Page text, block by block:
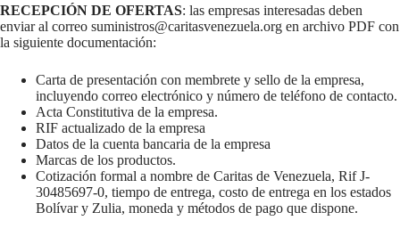
RECEPCIÓN DE OFERTAS: las empresas interesadas deben
enviar al correo suministros@caritasvenezuela.org en archivo PDF con
la siguiente documentación:
Carta de presentación con membrete y sello de la empresa,
incluyendo correo electrónico y número de teléfono de contacto.
Acta Constitutiva de la empresa.
RIF actualizado de la empresa
Datos de la cuenta bancaria de la empresa
Marcas de los productos.
Cotización formal a nombre de Caritas de Venezuela, Rif J-
30485697-0, tiempo de entrega, costo de entrega en los estados
Bolívar y Zulia, moneda y métodos de pago que dispone.